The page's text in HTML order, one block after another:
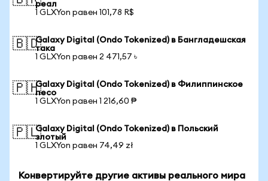
реал
1 GLXYon равен 101,78 R$
🇧🇩Galaxy Digital (Ondo Tokenized) в Бангладешская
така
1 GLXYon равен 2 471,57 ৳
🇵🇭Galaxy Digital (Ondo Tokenized) в Филиппинское
песо
1 GLXYon равен 1 216,60 ₱
🇵🇱Galaxy Digital (Ondo Tokenized) в Польский
злотый
1 GLXYon равен 74,49 zł
Конвертируйте другие активы реального мира